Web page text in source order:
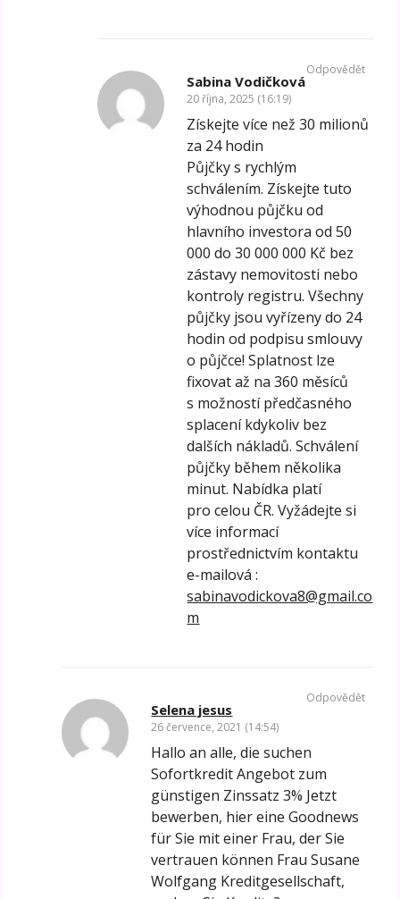
Sabina Vodičková
20 října, 2025 (16:19)
Získejte více než 30 milionů
za 24 hodin
Půjčky s rychlým
schválením. Získejte tuto
výhodnou půjčku od
hlavního investora od 50
000 do 30 000 000 Kč bez
zástavy nemovitosti nebo
kontroly registru. Všechny
půjčky jsou vyřízeny do 24
hodin od podpisu smlouvy
o půjčce! Splatnost lze
fixovat až na 360 měsíců
s možností předčasného
splacení kdykoliv bez
dalších nákladů. Schválení
půjčky během několika
minut. Nabídka platí
pro celou ČR. Vyžádejte si
více informací
prostřednictvím kontaktu
e-mailová :
sabinavodickova8@gmail.co
m
Odpovědět
Selena jesus
26 července, 2021 (14:54)
Hallo an alle, die suchen
Sofortkredit Angebot zum
günstigen Zinssatz 3% Jetzt
bewerben, hier eine Goodnews
für Sie mit einer Frau, der Sie
vertrauen können Frau Susane
Wolfgang Kreditgesellschaft,
Odpovědět